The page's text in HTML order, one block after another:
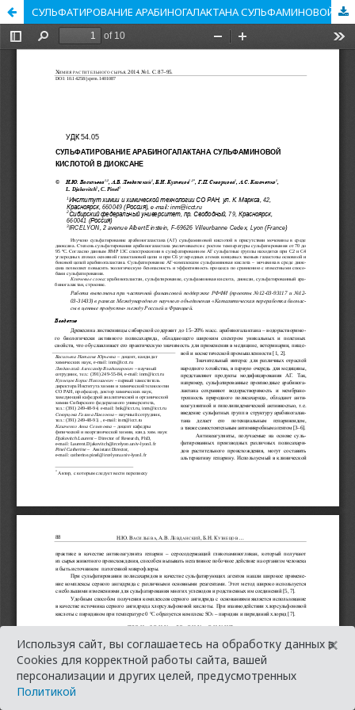
СУЛЬФАТИРОВАНИЕ АРАБИНОГАЛАКТАНА СУЛЬФАМИНОВОЙ КИСЛОТОЙ В ДИОКСАНЕ
Используя сайт, вы соглашаетесь на обработку данных в
Cookies для корректной работы сайта, вашей
персонализации и других целей, предусмотренных
Политикой
×